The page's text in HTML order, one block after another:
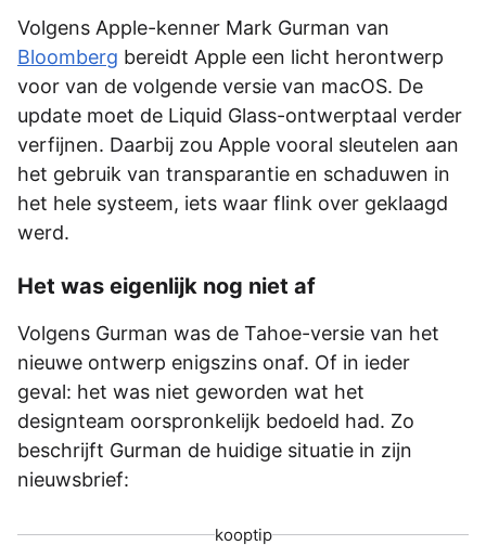
Volgens Apple-kenner Mark Gurman van
Bloomberg bereidt Apple een licht herontwerp
voor van de volgende versie van macOS. De
update moet de Liquid Glass-ontwerptaal verder
verfijnen. Daarbij zou Apple vooral sleutelen aan
het gebruik van transparantie en schaduwen in
het hele systeem, iets waar flink over geklaagd
werd.
Het was eigenlijk nog niet af
Volgens Gurman was de Tahoe-versie van het
nieuwe ontwerp enigszins onaf. Of in ieder
geval: het was niet geworden wat het
designteam oorspronkelijk bedoeld had. Zo
beschrijft Gurman de huidige situatie in zijn
nieuwsbrief:
kooptip